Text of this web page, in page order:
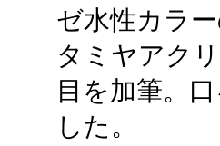
ゼ水性カラ
タミヤアク
目を加筆。
した。